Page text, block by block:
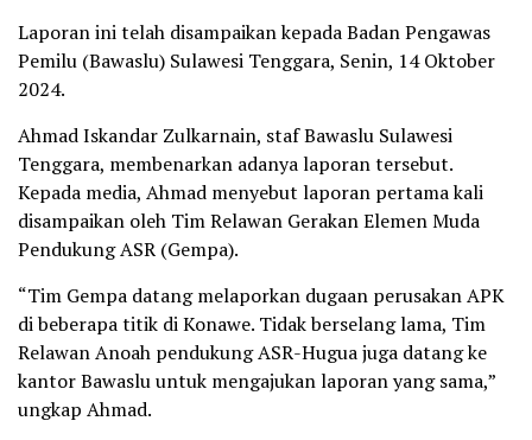
Laporan ini telah disampaikan kepada Badan Pengawas
Pemilu (Bawaslu) Sulawesi Tenggara, Senin, 14 Oktober
2024.
Ahmad Iskandar Zulkarnain, staf Bawaslu Sulawesi
Tenggara, membenarkan adanya laporan tersebut.
Kepada media, Ahmad menyebut laporan pertama kali
disampaikan oleh Tim Relawan Gerakan Elemen Muda
Pendukung ASR (Gempa).
“Tim Gempa datang melaporkan dugaan perusakan APK
di beberapa titik di Konawe. Tidak berselang lama, Tim
Relawan Anoah pendukung ASR-Hugua juga datang ke
kantor Bawaslu untuk mengajukan laporan yang sama,”
ungkap Ahmad.